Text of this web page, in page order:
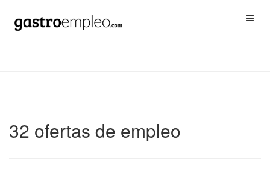
32 ofertas de empleo